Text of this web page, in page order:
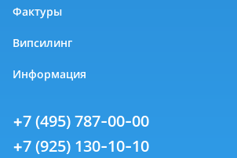
Фактуры
Випсилинг
Информация
+7 (495) 787-00-00
+7 (925) 130-10-10